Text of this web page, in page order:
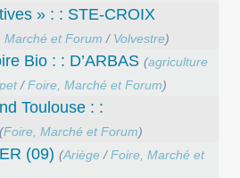
» : : STE-CROIX
Marché et Forum / Volvestre)
Bio : : D’ARBAS (agriculture
/Foire, Marché et Forum)
Toulouse : :
(Foire, Marché et Forum)
(09) (Ariège /Foire, Marché et